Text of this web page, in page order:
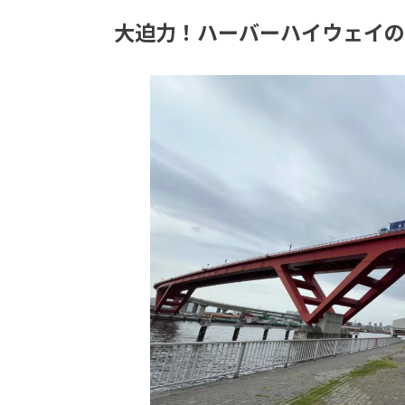
大迫力！ハーバーハイウェイ